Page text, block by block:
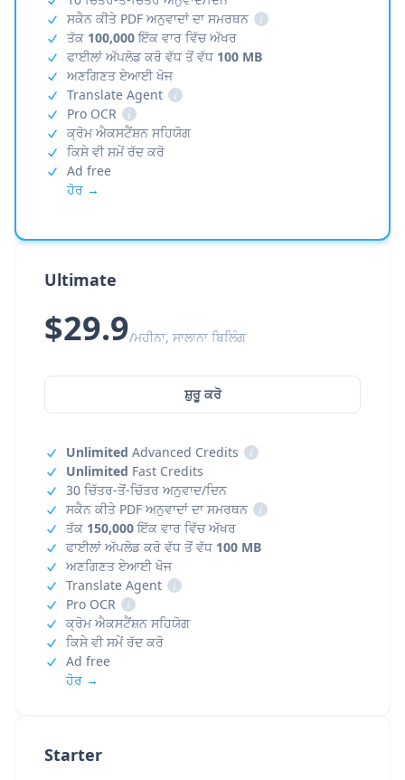
Starter
ਸਕੈਨ ਕੀਤੇ PDF ਅਨੁਵਾਦਾਂ ਦਾ ਸਮਰਥਨ
i
ਤੱਕ 100,000ਇੱਕ ਵਾਰ ਵਿੱਚ ਅੱਖਰ
ਫਾਈਲਾਂ ਅੱਪਲੋਡ ਕਰੋ ਵੱਧ ਤੋਂ ਵੱਧ 100 MB
ਅਣਗਿਣਤ ਏਆਈ ਖੋਜ
Translate Agent
i
Pro OCR
i
ਕ੍ਰੋਮ ਐਕਸਟੈਂਸ਼ਨ ਸਹਿਯੋਗ
ਕਿਸੇ ਵੀ ਸਮੇਂ ਰੱਦ ਕਰੋ
Ad free
ਹੋਰ →
Ultimate
$29.9/ਮਹੀਨਾ, ਸਾਲਾਨਾ ਬਿਲਿੰਗ
ਸ਼ੁਰੂ ਕਰੋ
Unlimited Advanced Credits
i
Unlimited Fast Credits
30 ਚਿੱਤਰ-ਤੋਂ-ਚਿੱਤਰ ਅਨੁਵਾਦ/ਦਿਨ
ਸਕੈਨ ਕੀਤੇ PDF ਅਨੁਵਾਦਾਂ ਦਾ ਸਮਰਥਨ
i
ਤੱਕ 150,000ਇੱਕ ਵਾਰ ਵਿੱਚ ਅੱਖਰ
ਫਾਈਲਾਂ ਅੱਪਲੋਡ ਕਰੋ ਵੱਧ ਤੋਂ ਵੱਧ 100 MB
ਅਣਗਿਣਤ ਏਆਈ ਖੋਜ
Translate Agent
i
Pro OCR
i
ਕ੍ਰੋਮ ਐਕਸਟੈਂਸ਼ਨ ਸਹਿਯੋਗ
ਕਿਸੇ ਵੀ ਸਮੇਂ ਰੱਦ ਕਰੋ
Ad free
ਹੋਰ →